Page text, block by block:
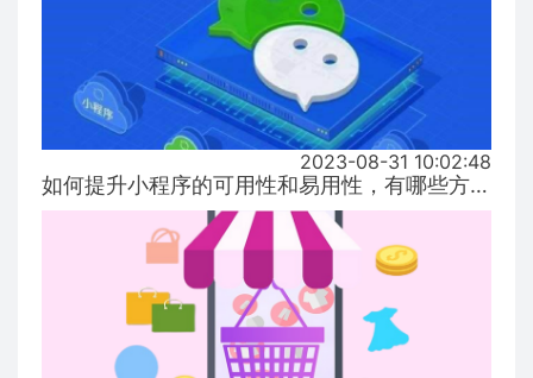
2023-08-31 10:02:48
如何提升小程序的可用性和易用性，有哪些方式！...